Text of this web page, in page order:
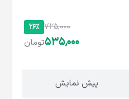
26% 725,000
535,000تومان
پیش نمایش